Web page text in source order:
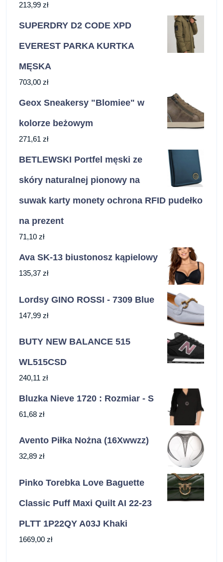
213,99 zł
SUPERDRY D2 CODE XPD
EVEREST PARKA KURTKA
MĘSKA
703,00 zł
Geox Sneakersy "Blomiee" w
kolorze beżowym
271,61 zł
BETLEWSKI Portfel męski ze
skóry naturalnej pionowy na
suwak karty monety ochrona RFID pudełko
na prezent
71,10 zł
Ava SK-13 biustonosz kąpielowy
135,37 zł
Lordsy GINO ROSSI - 7309 Blue
147,99 zł
BUTY NEW BALANCE 515
WL515CSD
240,11 zł
Bluzka Nieve 1720 : Rozmiar - S
61,68 zł
Avento Piłka Nożna (16Xwwzz)
32,89 zł
Pinko Torebka Love Baguette
Classic Puff Maxi Quilt AI 22-23
PLTT 1P22QY A03J Khaki
1669,00 zł